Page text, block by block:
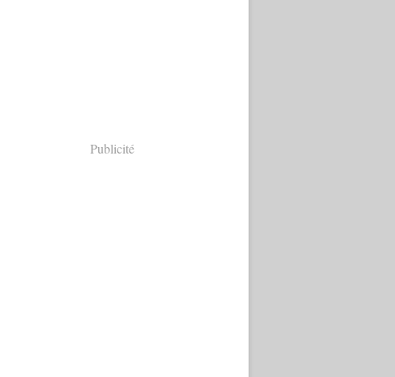
Publicité